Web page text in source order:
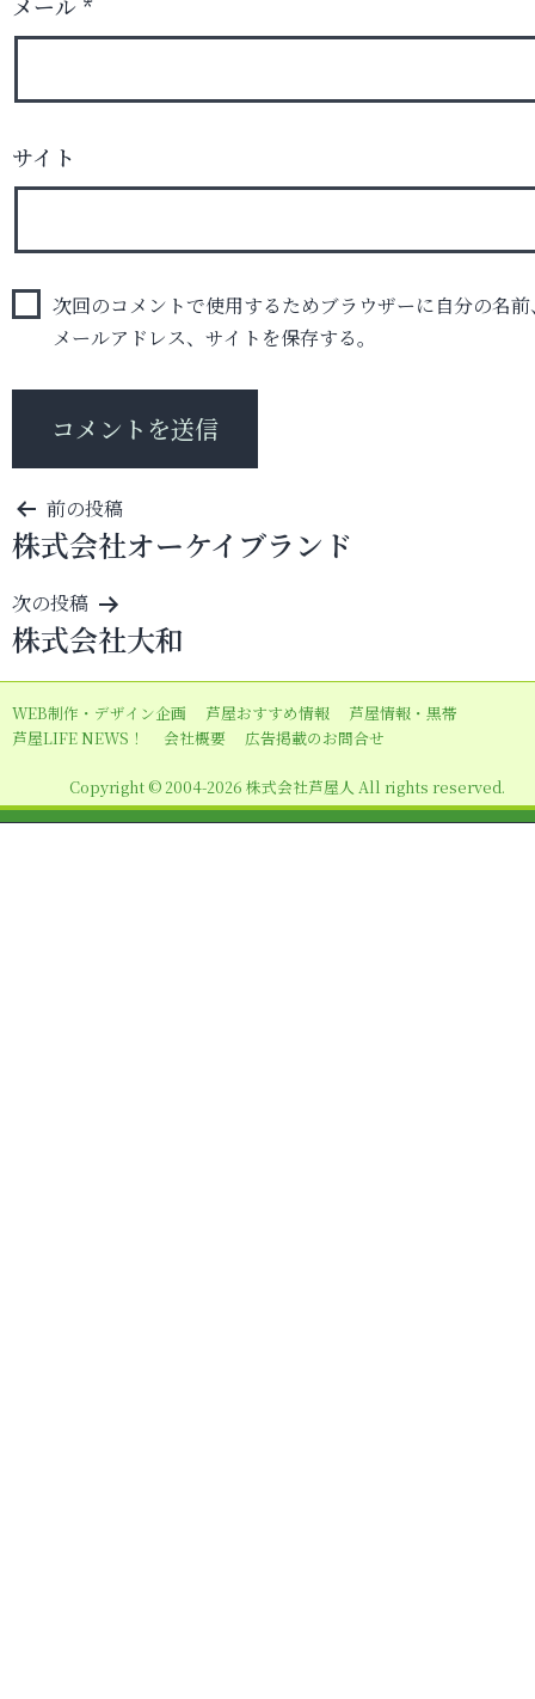
サイト
次回のコメントで使用するためブラウザーに自分の名前
メールアドレス、サイトを保存する。
投
稿
ナ
ビ
ゲ
ー
シ
ン
前の投稿
株式会社オーケイブランド
次の投稿
株式会社大和
WEB制作・デザイン企画 芦屋おすすめ情報
芦屋情報・黒帯
芦屋LIFE NEWS！
会社概要 広告掲載のお問合せ
Copyright © 2004-2026 株式会社芦屋人 All rights reserved.